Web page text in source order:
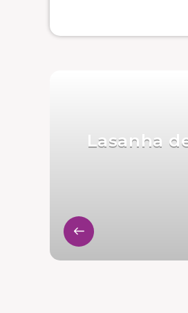
Lasanha